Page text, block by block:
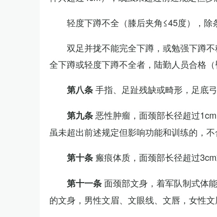
轻度下蹲不全（膝后夹角≤45度），除
双足并拢不能完全下蹲，或勉强下蹲
全下蹲或轻度下蹲不全者，陆勤人员合格
第八条手指、足趾残缺或畸形，足底
第九条恶性肿瘤，面颈部长径超过
虽未超出前述规定但影响功能和训练的，
第十条 瘢痕体质，面颈部长径超过
第十一条面颈部文身，着军队制式体
的文身，男性文眉、文眼线、文唇，女性